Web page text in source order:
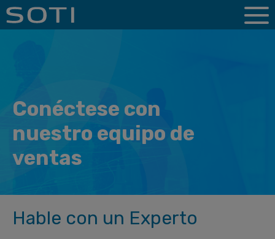
Conéctese con
nuestro equipo de
ventas
Hable con un Experto